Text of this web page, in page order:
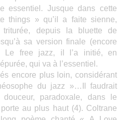
essentiel. Jusque dans cette
things » qu’il a faite sienne,
triturée, depuis la bluette de
sa version finale (encore
Le free jazz, il l’a initié, en
qui va à l’essentiel.
encore plus loin, considérant
du jazz »…Il faudrait
douceur, paradoxale, dans le
au plus haut (4). Coltrane